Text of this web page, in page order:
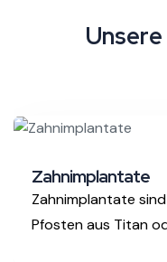
Unsere
Zahnimplantate
Zahnimplantate
Pfosten aus Titan